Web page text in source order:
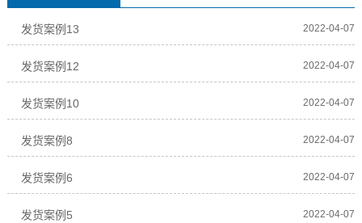
发货案例13 2022-04-07
发货案例12 2022-04-07
发货案例10 2022-04-07
发货案例8 2022-04-07
发货案例6 2022-04-07
发货案例5 2022-04-07